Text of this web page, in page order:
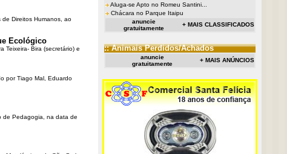
Direitos Humanos, ao
Ecológico
Teixeira- Bira (secretário) e
por Tiago Mal, Eduardo
de Pedagogia, na data de
Aluga-se Apto no Romeu Santini...
Chácara no Parque Itaipu
anuncie
gratuitamente
+ MAIS CLASSIFICADOS
:: Animais Perdidos/Achados
anuncie
gratuitamente
+ MAIS ANÚNCIOS